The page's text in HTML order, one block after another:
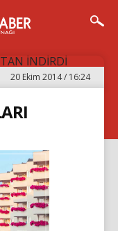
20 Ekim 2014 / 16:24